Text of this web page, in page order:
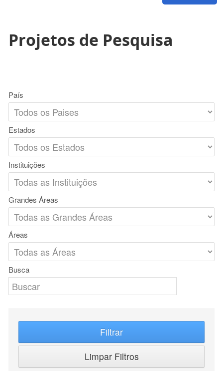
Projetos de Pesquisa
País
Estados
Instituições
Grandes Áreas
Áreas
Busca
Filtrar
Limpar Filtros